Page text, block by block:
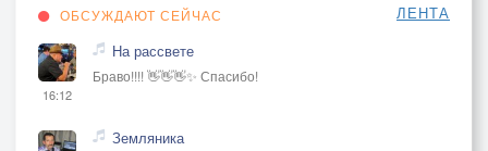
ОБСУЖДАЮТ СЕЙЧАС ЛЕНТА
16:12
На рассвете
Браво!!!! 👋👋👋✨ Спасибо!
Земляника